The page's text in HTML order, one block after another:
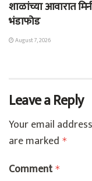
शाळांच्या आवारात
भंडाफोड
August 7, 2026
Leave a Reply
Your email
are marked *
Comment *